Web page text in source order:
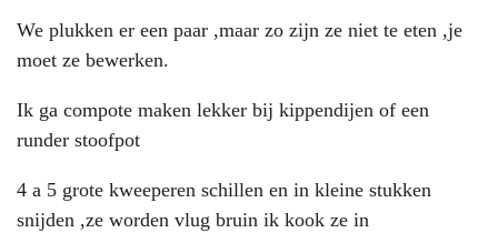
We plukken er een paar ,maar zo zijn ze niet te eten ,je
moet ze bewerken.
Ik ga compote maken lekker bij kippendijen of een
runder stoofpot
4 a 5 grote kweeperen schillen en in kleine stukken
snijden ,ze worden vlug bruin ik kook ze in